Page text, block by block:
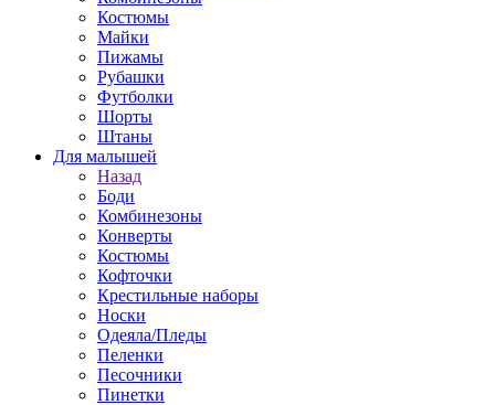
Костюмы
Майки
Пижамы
Рубашки
Футболки
Шорты
Штаны
Для малышей
Назад
Боди
Комбинезоны
Конверты
Костюмы
Кофточки
Крестильные наборы
Носки
Одеяла/Пледы
Пеленки
Песочники
Пинетки